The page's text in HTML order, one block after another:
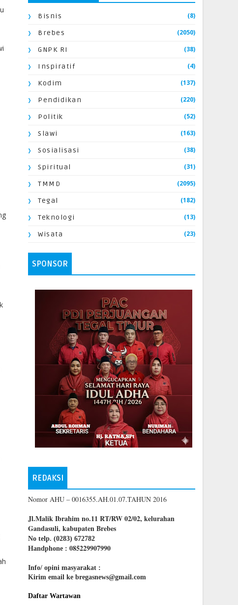
Bisnis (8)
Brebes (2050)
GNPK RI (38)
Inspiratif (4)
Kodim (137)
Pendidikan (220)
Politik (52)
Slawi (163)
Sosialisasi (38)
Spiritual (31)
TMMD (2095)
Tegal (182)
Teknologi (13)
Wisata (23)
SPONSOR
REDAKSI
Nomor AHU – 0016355.AH.01.07.TAHUN 2016
Jl.Malik Ibrahim no.11 RT/RW 02/02, kelurahan
Gandasuli, kabupaten Brebes
No telp. (0283) 672782
Handphone : 085229907990
Info/ opini masyarakat :
Kirim email ke bregasnews@gmail.com
Daftar Wartawan